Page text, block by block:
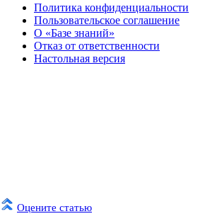
Оцените статью
Политика конфиденциальности
Пользовательское соглашение
О «Базе знаний»
Отказ от ответственности
Настольная версия